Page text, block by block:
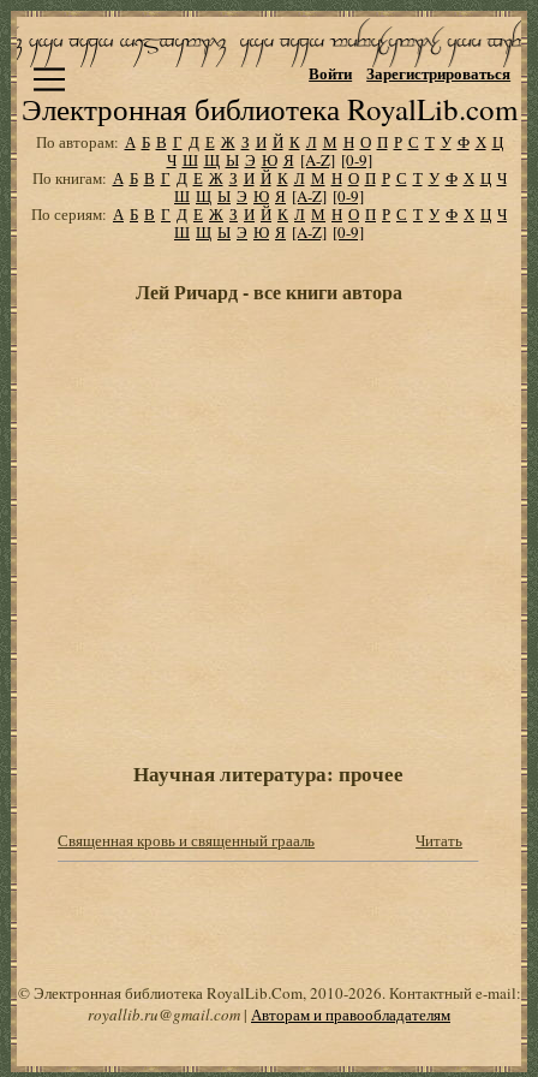
Электронная библиотека RoyalLib.com
Войти Зарегистрироваться
По авторам: А Б В Г Д Е Ж З И Й К Л М Н О П Р С Т У Ф Х Ц
Ч Ш Щ Ы Э Ю Я [A-Z] [0-9]
По книгам: А Б В Г Д Е Ж З И Й К Л М Н О П Р С Т У Ф Х Ц Ч
Ш Щ Ы Э Ю Я [A-Z] [0-9]
По сериям: А Б В Г Д Е Ж З И Й К Л М Н О П Р С Т У Ф Х Ц Ч
Ш Щ Ы Э Ю Я [A-Z] [0-9]
Лей Ричард - все книги автора
Научная литература: прочее
Священная кровь и священный грааль Читать
© Электронная библиотека RoyalLib.Com, 2010-2026. Контактный e-mail:
royallib.ru@gmail.com| Авторам и правообладателям